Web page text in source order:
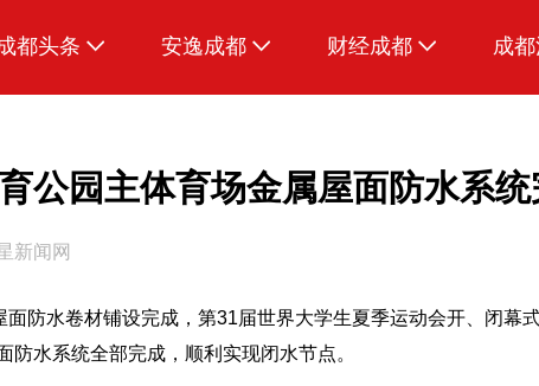
都头条
本地
头条智造
安逸成都
美食
财经成都 成
公园主体育场金属屋面防水系
新闻网
面防水卷材铺设完成，第31届世界大学生夏季运动会开、闭
防水系统全部完成，顺利实现闭水节点。